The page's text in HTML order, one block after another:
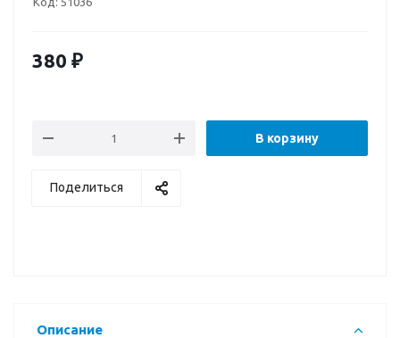
380 ₽
В корзину
Поделиться
Описание